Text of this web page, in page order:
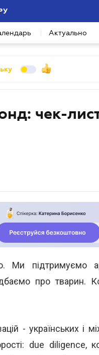
Актуально
чек-
Ми підтримуємо
про тварин.
- українських і
due diligence,